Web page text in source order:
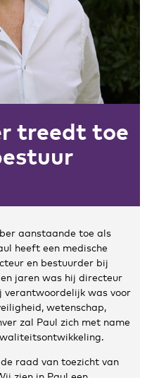
treedt toe
aanstaande toe als
heeft een medische
en bestuurder bij
jaren was hij directeur
verantwoordelijk was voor
wetenschap,
zal Paul zich met name
raad van toezicht van
zien in Paul een